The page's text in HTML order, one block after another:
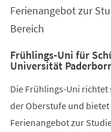
Ferienangebot zur
Bereich
Frühlings-Uni für
Universität
Die Frühlings-Uni
der Oberstufe und
Ferienangebot zur